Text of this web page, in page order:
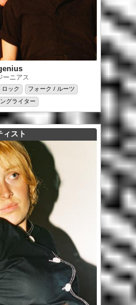
ーニアス
ロック
フォーク / ルーツ
グライター
ィスト